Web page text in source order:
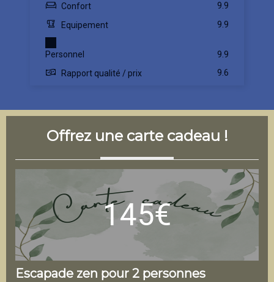
Confort
9.9
Equipement
9.9
Personnel
9.9
Rapport qualité / prix
9.6
Offrez une carte cadeau !
145€
Escapade zen pour 2 personnes